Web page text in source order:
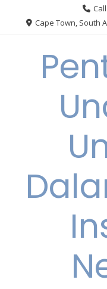
Cape Town, South